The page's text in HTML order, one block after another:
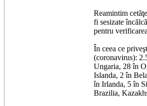
Reamintim
fi sesizate
pentru
În ceea ce
(coronavirus):
Ungaria, 28 în
Islanda, 2 în
în Irlanda, 5 în
Brazilia,